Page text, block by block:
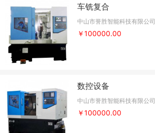
车铣复合
中山市誉胜智能科技有限公司
￥100000.00
数控设备
中山市誉胜智能科技有限公司
￥100000.00